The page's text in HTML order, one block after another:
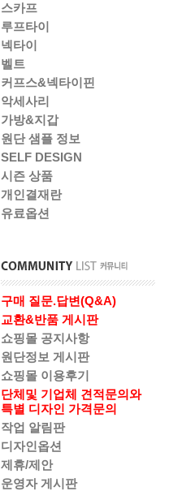
스카프
루프타이
넥타이
벨트
커프스&넥타이핀
악세사리
가방&지갑
원단 샘플 정보
SELF DESIGN
시즌 상품
개인결재란
유료옵션
구매 질문.답변(Q&A)
교환&반품 게시판
쇼핑몰 공지사항
원단정보 게시판
쇼핑몰 이용후기
단체및 기업체 견적문의와
특별 디자인 가격문의
작업 알림판
디자인옵션
제휴/제안
운영자 게시판